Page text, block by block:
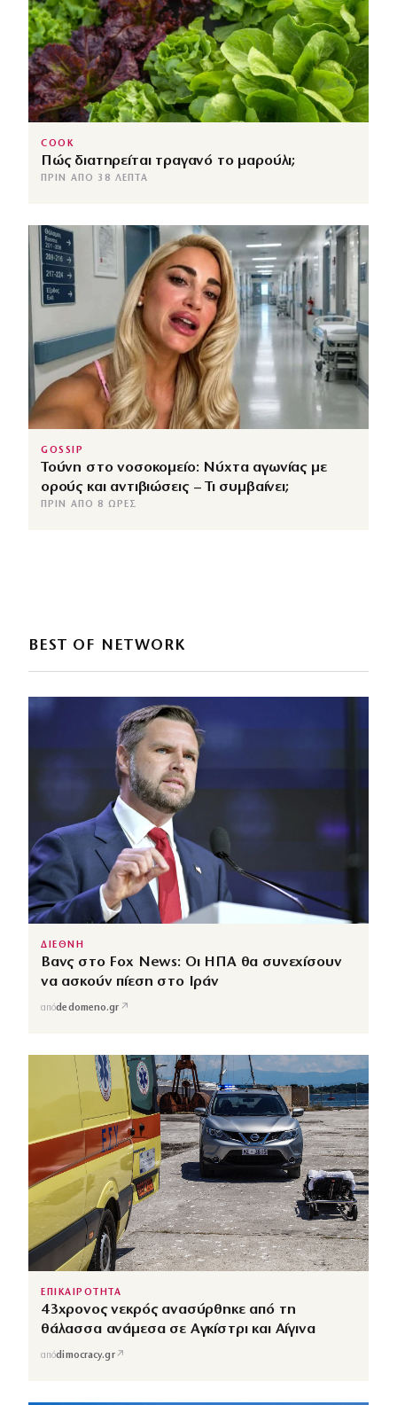
COOK
Πώς διατηρείται τραγανό το μαρούλι;
ΠΡΙΝ ΑΠΌ 38 ΛΕΠΤΆ
GOSSIP
Τούνη στο νοσοκομείο: Νύχτα αγωνίας με
ορούς και αντιβιώσεις – Τι συμβαίνει;
ΠΡΙΝ ΑΠΌ 8 ΏΡΕΣ
BEST OF NETWORK
ΔΙΕΘΝΗ
Βανς στο Fox News: Οι ΗΠΑ θα συνεχίσουν
να ασκούν πίεση στο Ιράν
απόdedomeno.gr ↗
ΕΠΙΚΑΙΡΟΤΗΤΑ
43χρονος νεκρός ανασύρθηκε από τη
θάλασσα ανάμεσα σε Αγκίστρι και Αίγινα
απόdimocracy.gr↗